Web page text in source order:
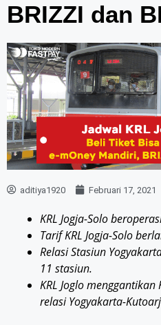
BRIZZI dan
aditiya1920 Februari 17, 2021
KRL Jogja-Solo
Tarif KRL Jogja-Solo
Relasi Stasiun
11 stasiun.
KRL Joglo
relasi Yogyakarta-